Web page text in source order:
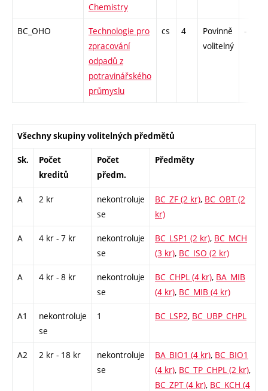
Chemistry
BC_OHO
Technologie pro
zpracování
odpadů z
potravinářského
průmyslu
cs 4
Povinně
volitelný
-
Všechny skupiny volitelných předmětů
Sk.
Počet
kreditů
Počet
předm.
Předměty
A 2 kr
nekontroluje
se
BC_ZF (2 kr), BC_OBT (2
kr)
A 4 kr - 7 kr
nekontroluje
se
BC_LSP1 (2 kr), BC_MCH
(3 kr), BC_ISO (2 kr)
A 4 kr - 8 kr
nekontroluje
se
BC_CHPL (4 kr), BA_MIB
(4 kr), BC_MIB (4 kr)
A1
nekontroluje
se
1 BC_LSP2, BC_UBP_CHPL
A2 2 kr - 18 kr
nekontroluje
se
BA_BIO1 (4 kr), BC_BIO1
(4 kr), BC_TP_CHPL (2 kr),
BC_ZPT (4 kr), BC_KCH (4